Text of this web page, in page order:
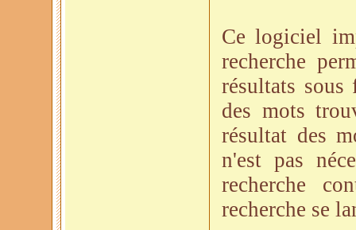
Ce logiciel
recherche
résultats
des mots
résultat des
n'est pas
recherche
recherche se